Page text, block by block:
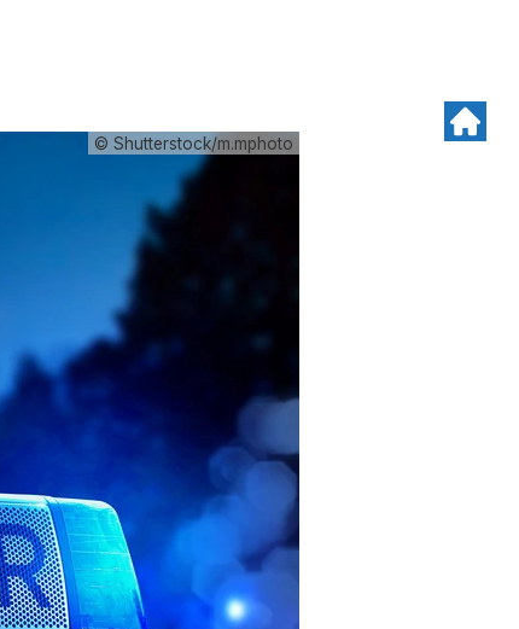
© Shutterstock/m.mphoto